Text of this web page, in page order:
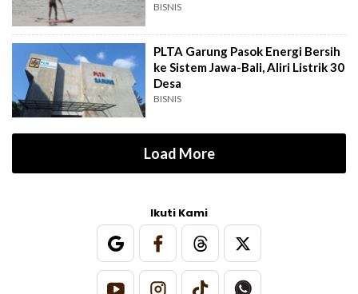
BISNIS
PLTA Garung Pasok Energi Bersih
ke Sistem Jawa-Bali, Aliri Listrik 30
Desa
BISNIS
Load More
Ikuti Kami